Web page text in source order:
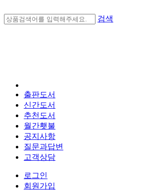
검색
출판도서
신간도서
추천도서
월간횃불
공지사항
질문과답변
고객상담
로그인
회원가입